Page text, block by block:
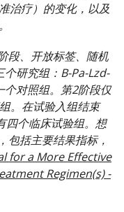
治疗）的变化，以及
段、开放标签、随机
研究组：B-Pa-Lzd-
个对照组。第2阶段仅
。在试验入组结束
四个临床试验组。想
包括主要结果指标，
for a More Effective
Regimen(s) -